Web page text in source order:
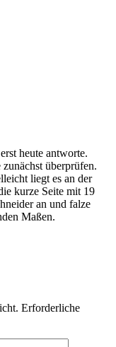
heute antworte.
überprüfen.
liegt es an der
kurze Seite mit 19
an und falze
Maßen.
Erforderliche